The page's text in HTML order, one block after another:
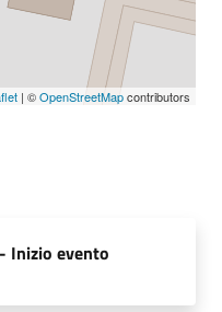
| ©OpenStreetMapcontributors
Inizio evento